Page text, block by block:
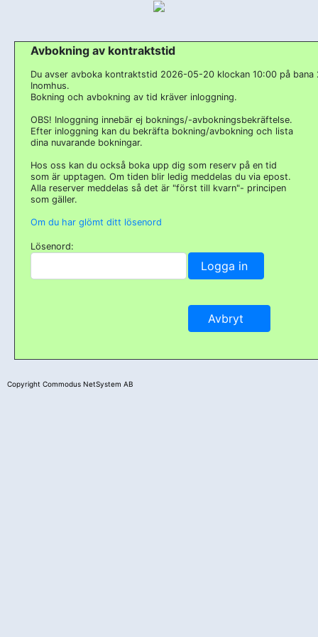
Avbokning av kontraktstid
Du avser avboka kontraktstid 2026-05-20 klockan 10:00 på bana
Inomhus.
Bokning och avbokning av tid kräver inloggning.
OBS! Inloggning innebär ej boknings/-avbokningsbekräftelse.
Efter inloggning kan du bekräfta bokning/avbokning och lista
dina nuvarande bokningar.
Hos oss kan du också boka upp dig som reserv på en tid
som är upptagen. Om tiden blir ledig meddelas du via epost.
Alla reserver meddelas så det är "först till kvarn"- principen
som gäller.
Om du har glömt ditt lösenord
Lösenord:
Copyright Commodus NetSystem AB